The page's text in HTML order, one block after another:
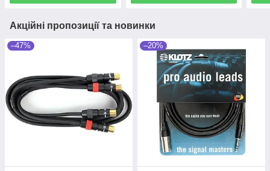
Акційні пропозиції та новинки
–47% –20%